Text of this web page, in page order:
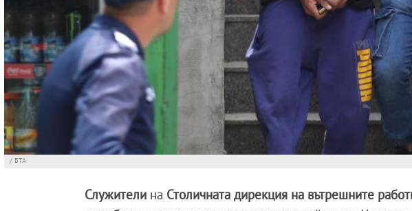
/ БТА
Служители на Столичната дирекция на вътрешните